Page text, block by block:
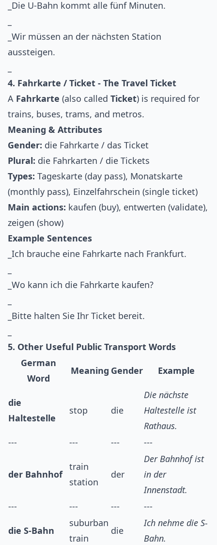
_Die U-Bahn kommt alle fünf Minuten.
_Wir müssen an der nächsten Station
aussteigen.
4. Fahrkarte / Ticket - The Travel Ticket
A Fahrkarte (also called Ticket) is required for
trains, buses, trams, and metros.
Meaning & Attributes
Gender: die Fahrkarte / das Ticket
Plural: die Fahrkarten / die Tickets
Types: Tageskarte (day pass), Monatskarte
(monthly pass), Einzelfahrschein (single ticket)
Main actions: kaufen (buy), entwerten (validate),
zeigen (show)
Example Sentences
_Ich brauche eine Fahrkarte nach Frankfurt.
_Wo kann ich die Fahrkarte kaufen?
_Bitte halten Sie Ihr Ticket bereit.
5. Other Useful Public Transport Words
German
Word
Meaning Gender Example
die
Haltestelle
stop die
Die nächste
Haltestelle ist
Rathaus.
---
--- --- ---
der Bahnhof
train
station
der
Der Bahnhof ist
in der
Innenstadt.
---
--- --- ---
die S-Bahn
suburban
train
die
Ich nehme die S-
Bahn.